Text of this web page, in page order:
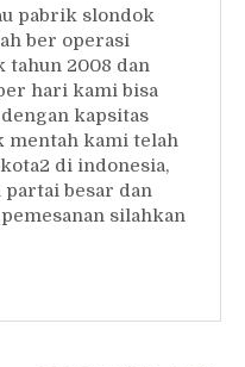
pabrik slondok
ber operasi
tahun 2008 dan
hari kami bisa
kapsitas
mentah kami telah
di indonesia,
partai besar dan
silahkan